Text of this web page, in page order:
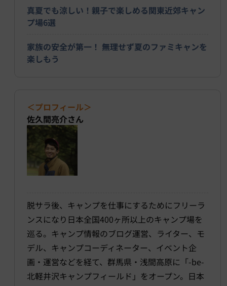
真夏でも涼しい！親子で楽しめる関東近郊キャン
プ場6選
家族の安全が第一！ 無理せず夏のファミキャンを
楽しもう
＜プロフィール＞
佐久間亮介さん
脱サラ後、キャンプを仕事にするためにフリーラ
ンスになり日本全国400ヶ所以上のキャンプ場を
巡る。キャンプ情報のブログ運営、ライター、モ
デル、キャンプコーディネーター、イベント企
画・運営などを経て、群馬県・浅間高原に「-be-
北軽井沢キャンプフィールド」をオープン。日本